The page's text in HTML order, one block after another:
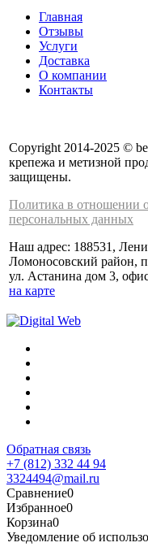
Главная
Отзывы
Услуги
Доставка
О компании
Контакты
Copyright 2014-2025 ©
крепежа и метизной
защищены.
Политика в отношении
персональных данных
Наш адрес: 188531,
Ломоносовский район,
ул. Астанина дом 3,
на карте
Обратная связь
+7 (812) 332 44 94
3324494@mail.ru
Сравнение0
Избранное0
Корзина0
Уведомление об